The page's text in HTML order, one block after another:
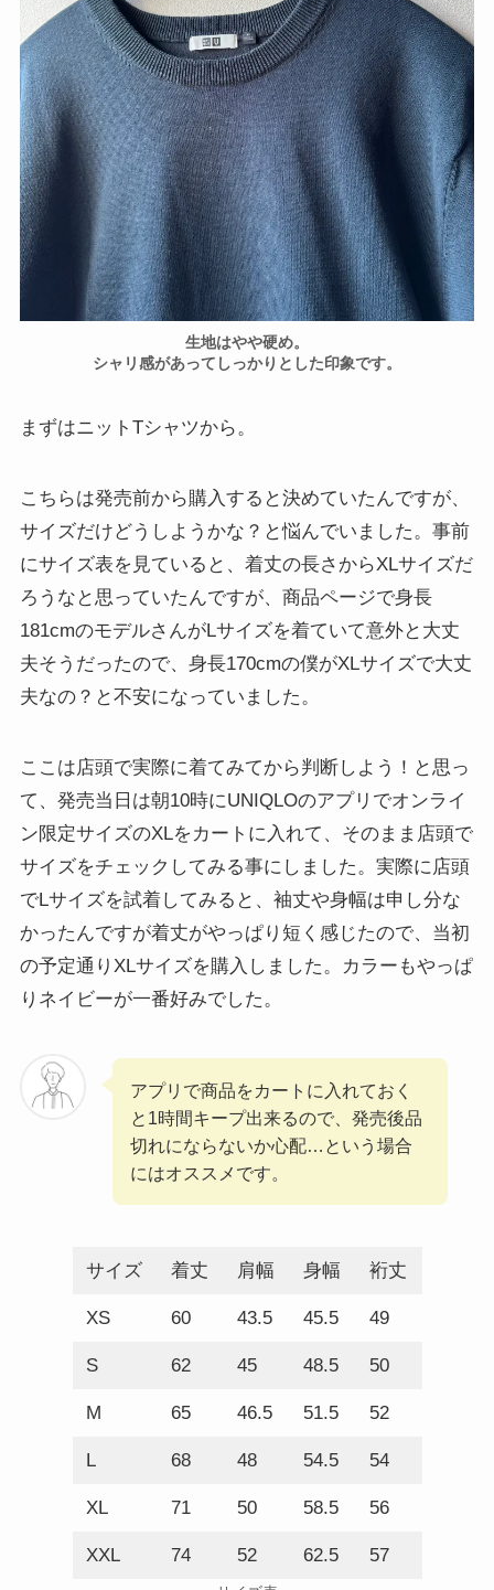
生地はやや硬め。
シャリ感があってしっかりとした印象です。
まずはニットTシャツから。
こちらは発売前から購入すると決めていたんですが、
サイズだけどうしようかな？と悩んでいました。事前
にサイズ表を見ていると、着丈の長さからXLサイズだ
ろうなと思っていたんですが、商品ページで身長
181cmのモデルさんがLサイズを着ていて意外と大丈
夫そうだったので、身長170cmの僕がXLサイズで大丈
夫なの？と不安になっていました。
ここは店頭で実際に着てみてから判断しよう！と思っ
て、発売当日は朝10時にUNIQLOのアプリでオンライ
ン限定サイズのXLをカートに入れて、そのまま店頭で
サイズをチェックしてみる事にしました。実際に店頭
でLサイズを試着してみると、袖丈や身幅は申し分な
かったんですが着丈がやっぱり短く感じたので、当初
の予定通りXLサイズを購入しました。カラーもやっぱ
りネイビーが一番好みでした。
アプリで商品をカートに入れておく
と1時間キープ出来るので、発売後品
切れにならないか心配…という場合
にはオススメです。
サイズ 着丈 肩幅 身幅 裄丈
XS 60 43.5 45.5 49
S 62 45 48.5 50
M 65 46.5 51.5 52
L 68 48 54.5 54
XL 71 50 58.5 56
XXL 74 52 62.5 57